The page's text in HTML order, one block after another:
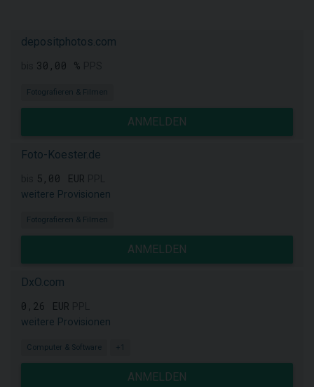
depositphotos.com
30,00 %
Fotografieren & Filmen
ANMELDEN
Foto-Koester.de
5,00 EUR
weitere Provisionen
Fotografieren & Filmen
ANMELDEN
DxO.com
0,26 EUR
weitere Provisionen
Computer & Software +1
ANMELDEN